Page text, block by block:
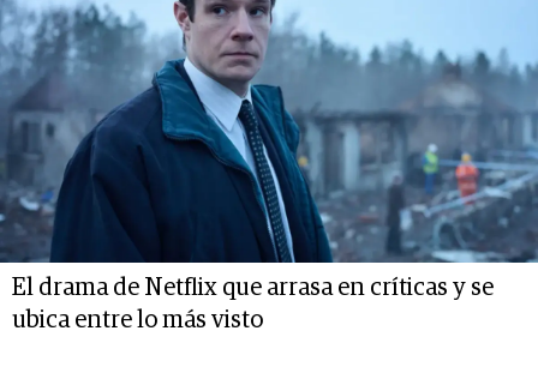
El drama de Netflix que arrasa en críticas y se
ubica entre lo más visto